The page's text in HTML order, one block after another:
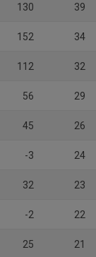
130 39
152 34
112 32
56 29
45 26
-3 24
32 23
-2 22
25 21